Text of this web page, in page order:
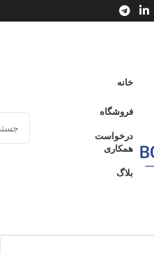
خانه
فروشگاه
درخواست
همکاری
بلاگ